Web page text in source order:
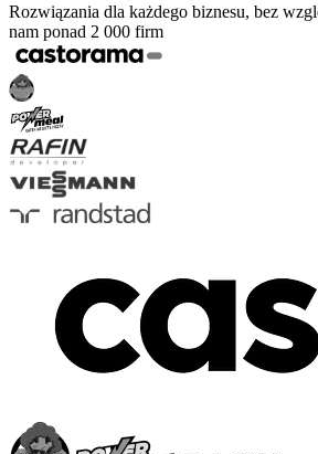
Rozwiązania dla każdego biznesu, bez
nam ponad 2 000 firm